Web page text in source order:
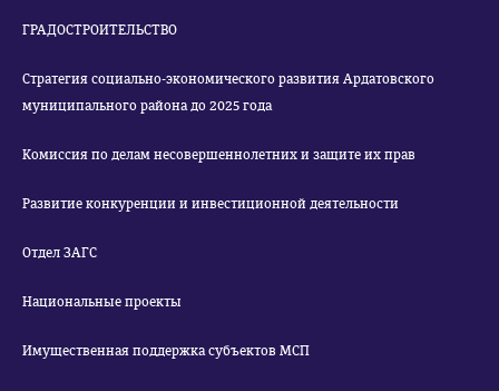
ГРАДОСТРОИТЕЛЬСТВО
Стратегия социально-экономического развития Ардатовского
муниципального района до 2025 года
Комиссия по делам несовершеннолетних и защите их прав
Развитие конкуренции и инвестиционной деятельности
Отдел ЗАГС
Национальные проекты
Имущественная поддержка субъектов МСП